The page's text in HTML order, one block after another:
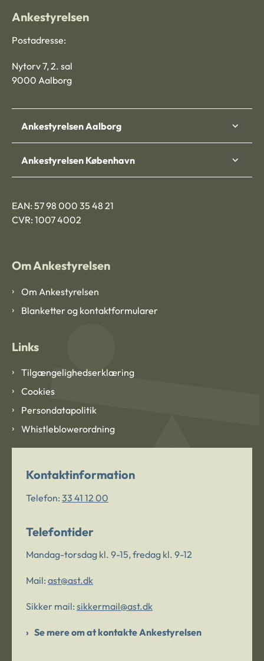
Ankestyrelsen
Postadresse:
Nytorv 7, 2. sal
9000 Aalborg
Ankestyrelsen Aalborg
Ankestyrelsen København
EAN: 57 98 000 35 48 21
CVR: 1007 4002
Om Ankestyrelsen
Om Ankestyrelsen
Blanketter og kontaktformularer
Links
Tilgængelighedserklæring
Cookies
Persondatapolitik
Whistleblowerordning
Kontaktinformation
Telefon: 33 41 12 00
Telefontider
Mandag-torsdag kl. 9-15, fredag kl. 9-12
Mail: ast@ast.dk
Sikker mail: sikkermail@ast.dk
Se mere om at kontakte Ankestyrelsen